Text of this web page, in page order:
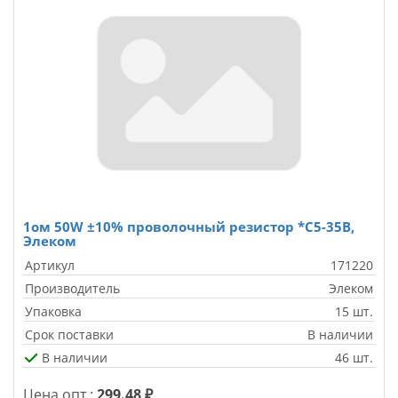
1ом 50W ±10% проволочный резистор *С5-35В,
Элеком
Артикул
171220
Производитель
Элеком
Упаковка
15 шт.
Срок поставки
В наличии
В наличии
46 шт.